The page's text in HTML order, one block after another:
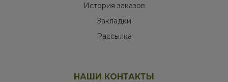
История заказов
Закладки
Рассылка
НАШИ КОНТАКТЫ